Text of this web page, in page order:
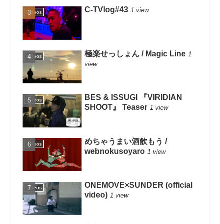
Videos C-TVlog#43 1 view
Videos 極楽せっしょん / Magic Line 1
view
Videos
BES & ISSUGI 『VIRIDIAN
SHOOT』 Teaser 1 view
Videos
めちゃうまい酒飲もう /
webnokusoyaro 1 view
Videos
ONEMOVE×SUNDER (official
video) 1 view